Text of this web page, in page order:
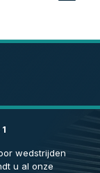
wedstrijden
u al onze